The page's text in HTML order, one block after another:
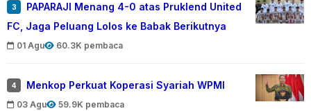
3
PAPARAJI Menang 4-0 atas Pruklend United
FC, Jaga Peluang Lolos ke Babak Berikutnya
01 Agu 60.3K pembaca
4 Menkop Perkuat Koperasi Syariah WPMI
03 Agu 59.9K pembaca